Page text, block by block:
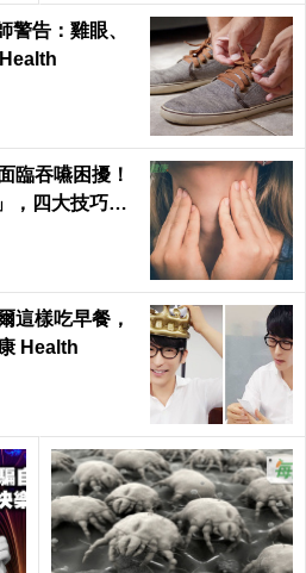
警告：雞眼、
臨吞嚥困擾！
，四大技巧肌
這樣吃早餐，
Health